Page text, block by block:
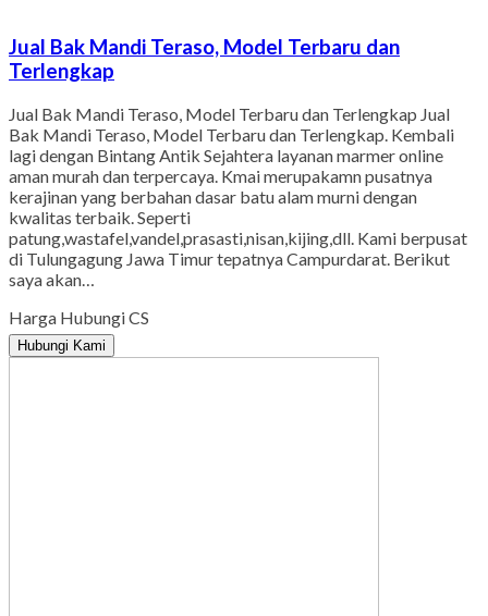
Jual Bak Mandi Teraso, Model Terbaru dan
Terlengkap
Jual Bak Mandi Teraso, Model Terbaru dan Terlengkap Jual
Bak Mandi Teraso, Model Terbaru dan Terlengkap. Kembali
lagi dengan Bintang Antik Sejahtera layanan marmer online
aman murah dan terpercaya. Kmai merupakamn pusatnya
kerajinan yang berbahan dasar batu alam murni dengan
kwalitas terbaik. Seperti
patung,wastafel,vandel,prasasti,nisan,kijing,dll. Kami berpusat
di Tulungagung Jawa Timur tepatnya Campurdarat. Berikut
saya akan…
Harga Hubungi CS
Hubungi Kami